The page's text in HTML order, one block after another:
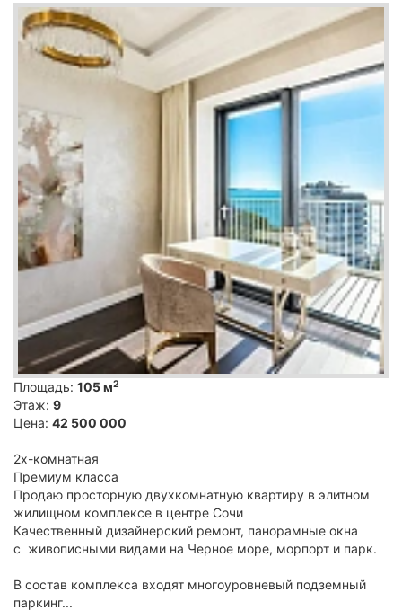
Площадь: 105 м2
Этаж: 9
Цена: 42 500 000
2х-комнатная
Премиум класса
Продаю просторную двухкомнатную квартиру в элитном
жилищном комплексе в центре Сочи
Качественный дизайнерский ремонт, панорамные окна
с живописными видами на Черное море, морпорт и парк.
В состав комплекса входят многоуровневый подземный
паркинг...